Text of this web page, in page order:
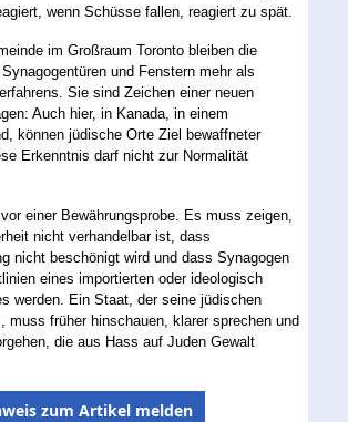
wenn Schüsse fallen, reagiert zu spät.
im Großraum Toronto bleiben die
und Fenstern mehr als
Sie sind Zeichen einer neuen
Auch hier, in Kanada, in einem
können jüdische Orte Ziel bewaffneter
Erkenntnis darf nicht zur Normalität
einer Bewährungsprobe. Es muss zeigen,
nicht verhandelbar ist, dass
nicht beschönigt wird und dass Synagogen
eines importierten oder ideologisch
werden. Ein Staat, der seine jüdischen
muss früher hinschauen, klarer sprechen und
die aus Hass auf Juden Gewalt
zum Artikel melden